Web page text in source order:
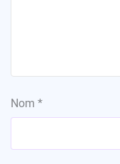
Nom *